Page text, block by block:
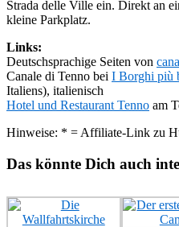
Strada delle Ville ein. Direkt an
kleine Parkplatz.
Links:
Deutschsprachige Seiten von
Canale di Tenno bei I Borghi più
Italiens), italienisch
Hotel und Restaurant Tenno am
Hinweise: * = Affiliate-Link zu
Das könnte Dich auch